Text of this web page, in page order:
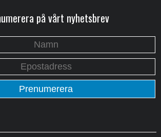
på vårt nyhetsbrev